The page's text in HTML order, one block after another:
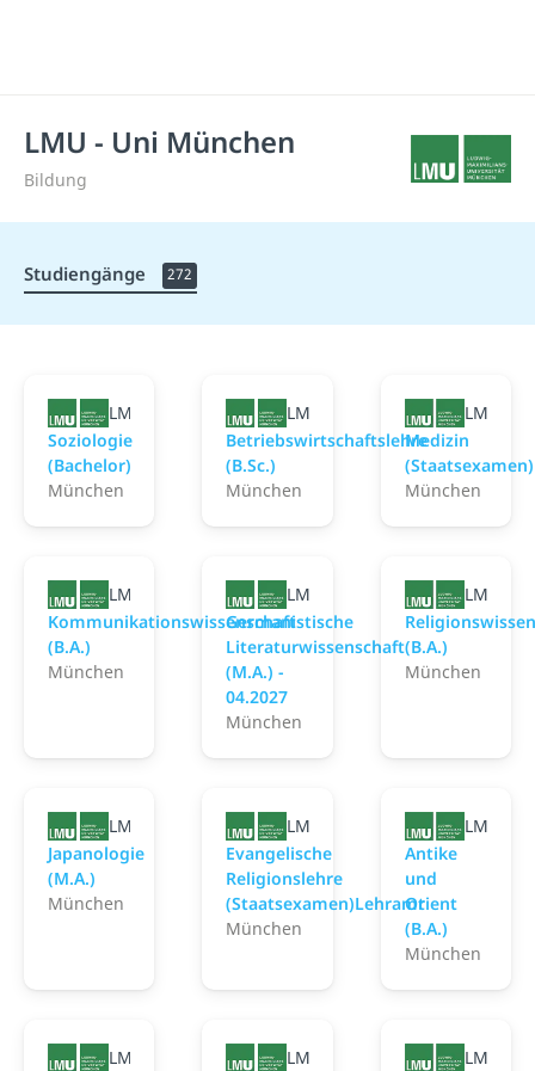
LMU - Uni München
Bildung
Studiengänge 272
LMU - Uni München
Soziologie
(Bachelor)
München
LMU - Uni München
Betriebswirtschaftslehre
(B.Sc.)
München
LMU -
Medizin
(Staatsexamen)
München
LMU - Uni München
Kommunikationswissenschaft
(B.A.)
München
LMU - Uni München
Germanistische
Literaturwissenschaft
(M.A.) -
04.2027
München
LMU -
(B.A.)
München
LMU - Uni München
Japanologie
(M.A.)
München
LMU - Uni München
Evangelische
Religionslehre
(Staatsexamen)Lehramt
München
LMU -
Antike
und
Orient
(B.A.)
München
LMU - Uni München
LMU - Uni München
LMU -